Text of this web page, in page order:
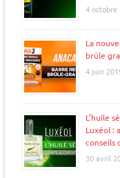
4 octobre
La
brûle
4 juin
L’huile
Luxéol :
conseils
30 avril